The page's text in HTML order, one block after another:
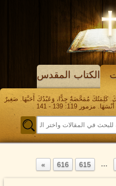
الكتاب المقدس
كَلِمَتُكَ مُمَحَّصَةٌ جِدًّا، وَعَبْدُكَ أَحَبَّهَا. صَغِيرٌ
119: 139 - 141
…
615
616